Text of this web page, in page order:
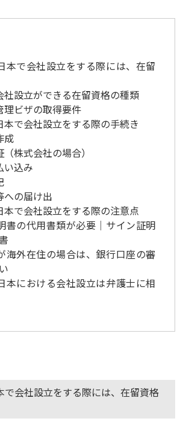
本で会社設立をする際には、在留
社設立ができる在留資格の種類
理ビザの取得要件
本で会社設立をする際の手続き
成
（株式会社の場合）
い込み
への届け出
本で会社設立をする際の注意点
書の代用書類が必要｜サイン証明
海外在住の場合は、銀行口座の審
本における会社設立は弁護士に相
で会社設立をする際には、在留資格